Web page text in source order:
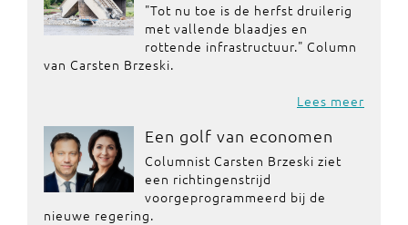
"Tot nu toe is de herfst druilerig
met vallende blaadjes en
rottende infrastructuur." Column
van Carsten Brzeski.
Lees meer
Een golf van economen
Columnist Carsten Brzeski ziet
een richtingenstrijd
voorgeprogrammeerd bij de
nieuwe regering.